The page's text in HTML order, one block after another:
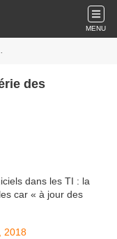
MENU
des
dans les TI : la
car « à jour des
2018